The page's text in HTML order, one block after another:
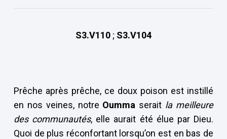
S3.V110; S3.V104
Prêche après prêche, ce doux poison est instillé
en nos veines, notre Oumma serait la meilleure
des communautés, elle aurait été élue par Dieu.
Quoi de plus réconfortant lorsqu’on est en bas de